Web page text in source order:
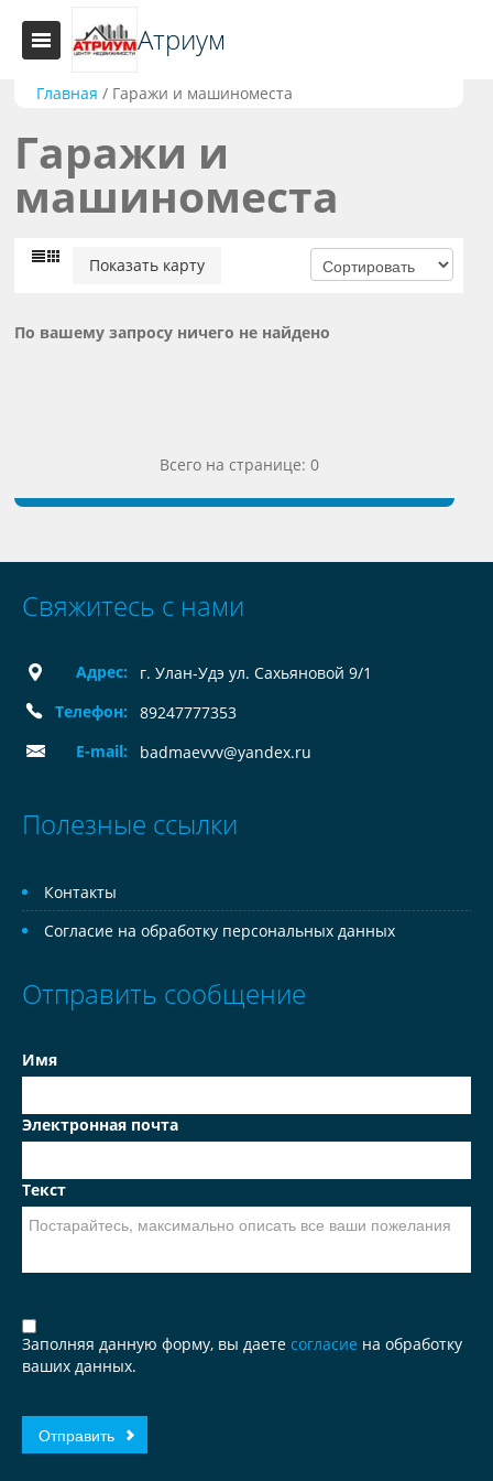
Атриум
Главная / Гаражи и машиноместа
Гаражи и
машиноместа
Показать карту
По вашему запросу ничего не найдено
Всего на странице: 0
Свяжитесь с нами
Адрес:
г. Улан-Удэ ул. Сахьяновой 9/1
Телефон:
89247777353
E-mail:
badmaevvv@yandex.ru
Полезные ссылки
Контакты
Согласие на обработку персональных данных
Отправить сообщение
Имя
Электронная почта
Текст
Заполняя данную форму, вы даете согласие на обработку
ваших данных.